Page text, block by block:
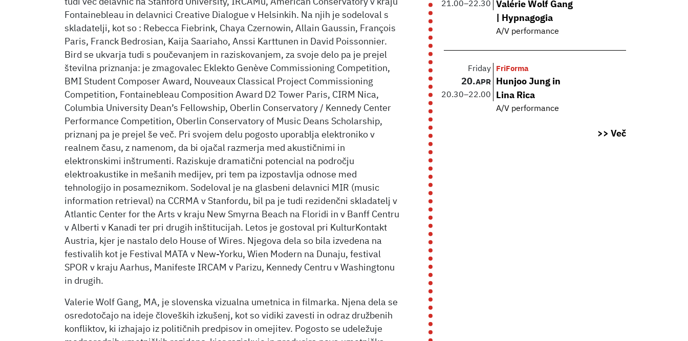
tudi več delavnic na Stanford University, IRCAMu, American Conservatory v kraju
Fontainebleau in delavnici Creative Dialogue v Helsinkih. Na njih je sodeloval s
skladatelji, kot so : Rebecca Fiebrink, Chaya Czernowin, Allain Gaussin, François
Paris, Franck Bedrosian, Kaija Saariaho, Anssi Karttunen in David Poissonnier.
Bird se ukvarja tudi s poučevanjem in raziskovanjem, za svoje delo pa je prejel
številna priznanja: je zmagovalec Eklekto Genève Commissioning Competition,
BMI Student Composer Award, Nouveaux Classical Project Commissioning
Competition, Fontainebleau Composition Award D2 Tower Paris, CIRM Nica,
Columbia University Dean’s Fellowship, Oberlin Conservatory / Kennedy Center
Performance Competition, Oberlin Conservatory of Music Deans Scholarship,
priznanj pa je prejel še več. Pri svojem delu pogosto uporablja elektroniko v
realnem času, z namenom, da bi ojačal razmerja med akustičnimi in
elektronskimi inštrumenti. Raziskuje dramatični potencial na področju
elektroakustike in mešanih medijev, pri tem pa izpostavlja odnose med
tehnologijo in posameznikom. Sodeloval je na glasbeni delavnici MIR (music
information retrieval) na CCRMA v Stanfordu, bil pa je tudi rezidenčni skladatelj v
Atlantic Center for the Arts v kraju New Smyrna Beach na Floridi in v Banff Centru
v Alberti v Kanadi ter pri drugih inštitucijah. Letos je gostoval pri KulturKontakt
Austria, kjer je nastalo delo House of Wires. Njegova dela so bila izvedena na
festivalih kot je Festival MATA v New-Yorku, Wien Modern na Dunaju, festival
SPOR v kraju Aarhus, Manifeste IRCAM v Parizu, Kennedy Centru v Washingtonu
in drugih.
Valerie Wolf Gang, MA, je slovenska vizualna umetnica in filmarka. Njena dela se
osredotočajo na ideje človeških izkušenj, kot so vidiki zavesti in odraz družbenih
konfliktov, ki izhajajo iz političnih predpisov in omejitev. Pogosto se udeležuje
21.00–22.30
Valérie Wolf Gang
| Hypnagogia
A/V performance
Friday
20.APR
20.30–22.00
FriForma
Hunjoo Jung in
Lina Rica
A/V performance
>> Več